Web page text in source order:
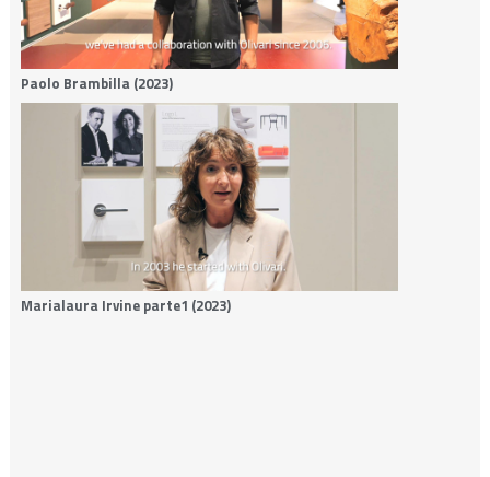
Paolo Brambilla (2023)
Marialaura Irvine parte1 (2023)